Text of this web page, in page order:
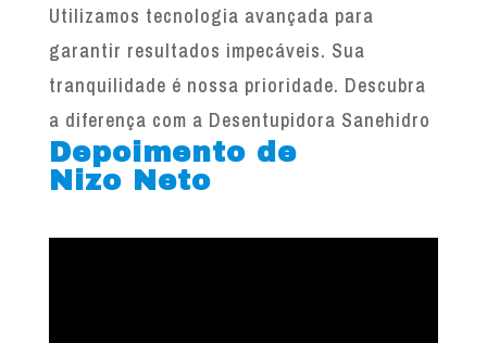
Utilizamos tecnologia avançada para
garantir resultados impecáveis. Sua
tranquilidade é nossa prioridade. Descubra
a diferença com a Desentupidora Sanehidro
Depoimento de
Nizo Neto